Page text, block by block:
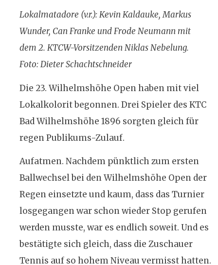
Lokalmatadore (v.r.): Kevin Kaldauke, Markus
Wunder, Can Franke und Frode Neumann mit
dem ­2. ­KTCW-Vorsitzenden Niklas Nebelung.
Foto: Dieter Schachtschneider
Die 23. Wilhelmshöhe Open haben mit viel
Lokalkolorit begonnen. Drei Spieler des KTC
Bad Wilhelmshöhe 1896 sorgten gleich für
regen Publikums-Zulauf.
Aufatmen. Nachdem pünktlich zum ersten
Ballwechsel bei den Wilhelmshöhe Open der
Regen einsetzte und kaum, dass das Turnier
losgegangen war schon wieder Stop gerufen
werden musste, war es endlich soweit. Und es
bestätigte sich gleich, dass die Zuschauer
Tennis auf so hohem Niveau vermisst hatten.